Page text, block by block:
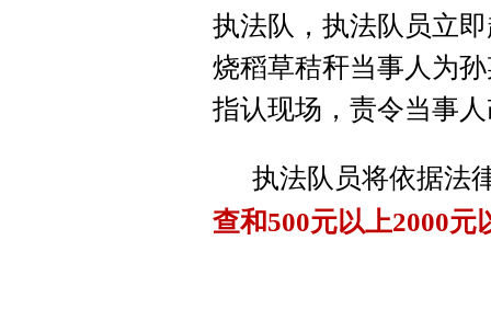
执法队，执法队员立
烧稻草秸秆当事人为
指认现场，责令当事
执法队员将依据法
查和500元以上2000元